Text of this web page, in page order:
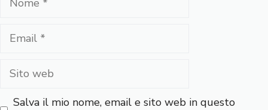
Email
Sito
Salva il mio nome, email e sito web in questo